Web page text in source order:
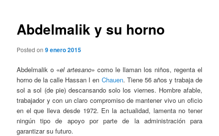
Abdelmalik y su horno
Posted on9 enero 2015
Abdelmalik o «el artesano» como le llaman los niños, regenta el
horno de la calle Hassan I en Chauen. Tiene 56 años y trabaja de
sol a sol (de pie) descansando solo los viernes. Hombre afable,
trabajador y con un claro compromiso de mantener vivo un oficio
en el que lleva desde 1972. En la actualidad, lamenta no tener
ningún tipo de apoyo por parte de la administración para
garantizar su futuro.